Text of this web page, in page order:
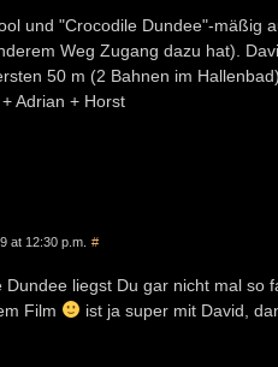
und "Crocodile Dundee"-mäßig
Weg Zugang dazu hat).
50 m (2 Bahnen im
Adrian + Horst
at 12:30 p.m. #
Dundee liegst Du gar nicht mal so
Film
ist ja super mit David,